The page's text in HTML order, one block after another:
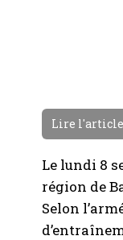
Lire l'article
Le lundi 8
région de
Selon